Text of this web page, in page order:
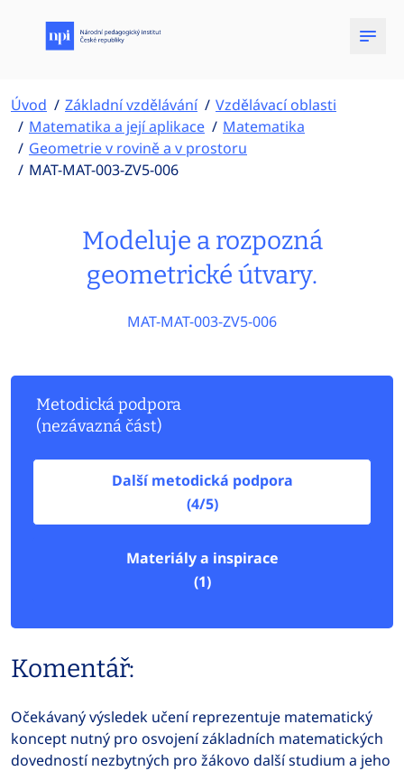
Úvod Základní vzdělávání
Vzdělávací oblasti
Matematika a její aplikace
Matematika
Geometrie v rovině a v prostoru
MAT-MAT-003-ZV5-006
Modeluje a rozpozná
geometrické útvary.
MAT-MAT-003-ZV5-006
Metodická podpora
(nezávazná část)
Další metodická podpora
(4/5)
Materiály a inspirace
(1)
Komentář:
Očekávaný výsledek učení reprezentuje matematický
koncept nutný pro osvojení základních matematických
dovedností nezbytných pro žákovo další studium a jeho